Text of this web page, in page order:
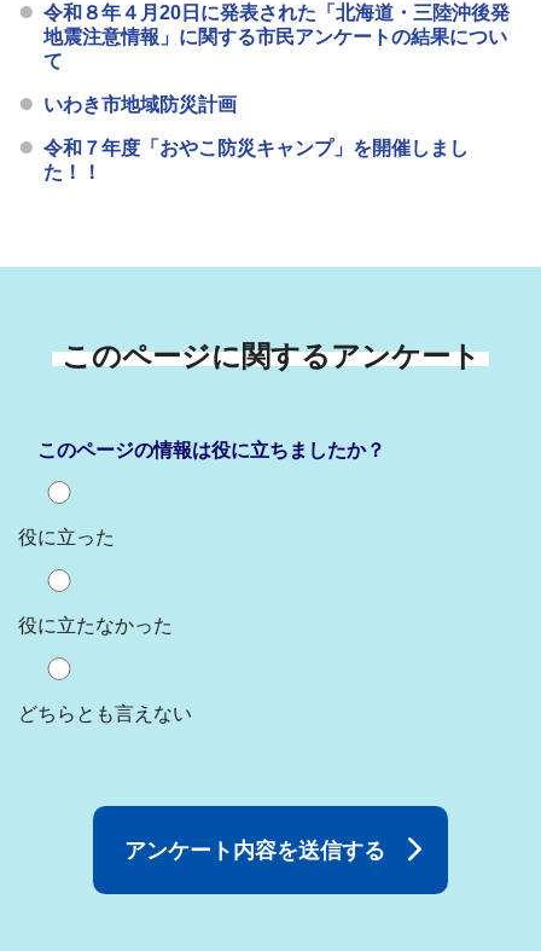
令和８年４月20日に発表された「北海道・三陸沖後発
地震注意情報」に関する市民アンケートの結果につい
て
いわき市地域防災計画
令和７年度「おやこ防災キャンプ」を開催しまし
た！！
このページに関するアンケート
このページの情報は役に立ちましたか？
役に立った
役に立たなかった
どちらとも言えない